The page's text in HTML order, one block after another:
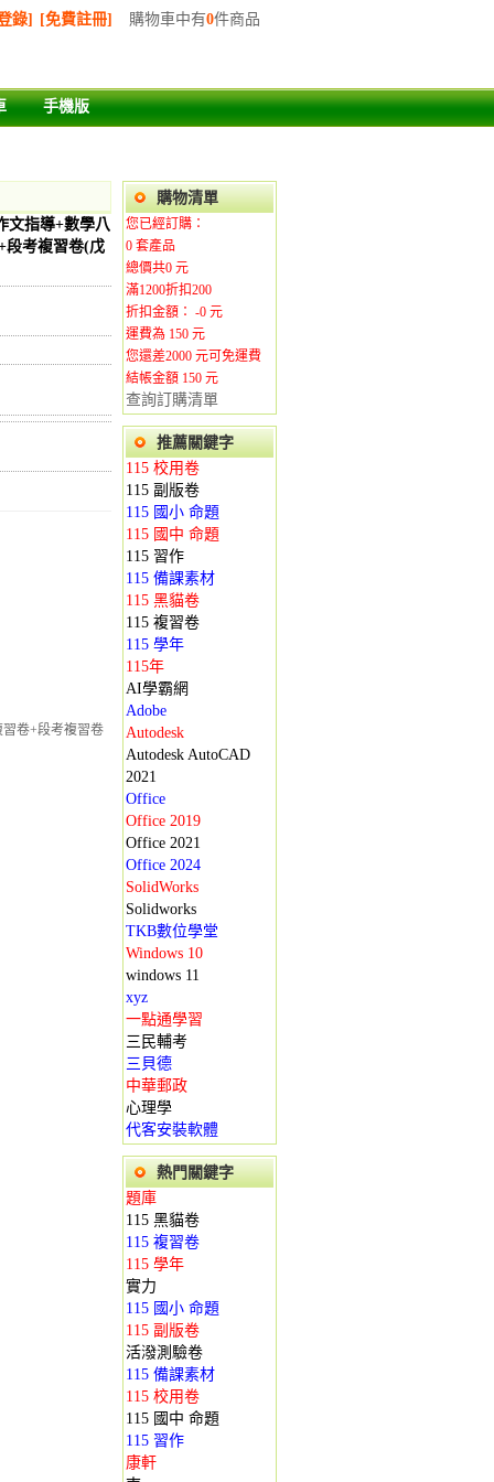
購物車中有0件商品
錄] [免費註冊]
手機版
文指導+數學八
段考複習卷(戊
卷+段考複習卷
購物清單
您已經訂購：
0 套產品
總價共0 元
滿1200折扣200
折扣金額： -0 元
運費為 150 元
您還差2000 元可免運費
結帳金額 150 元
查詢訂購清單
推薦關鍵字
115 校用卷
115 副版卷
115 國小 命題
115 國中 命題
115 習作
115 備課素材
115 黑貓卷
115 複習卷
115 學年
115年
AI學霸網
Adobe
Autodesk
Autodesk AutoCAD
2021
Office
Office 2019
Office 2021
Office 2024
SolidWorks
Solidworks
TKB數位學堂
Windows 10
windows 11
xyz
一點通學習
三民輔考
三貝德
中華郵政
心理學
代客安裝軟體
熱門關鍵字
題庫
115 黑貓卷
115 複習卷
115 學年
實力
115 國小 命題
115 副版卷
活潑測驗卷
115 備課素材
115 校用卷
115 國中 命題
115 習作
康軒